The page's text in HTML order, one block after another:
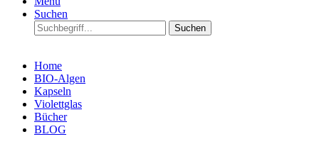
Suchen
Suchen
Home
BIO-Algen
Kapseln
Violettglas
Bücher
BLOG